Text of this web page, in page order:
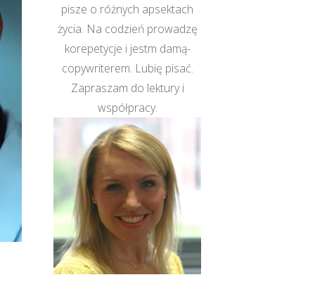
pisze o różnych apsektach
życia. Na codzień prowadzę
korepetycje i jestm damą-
copywriterem. Lubię pisać.
Zapraszam do lektury i
współpracy.